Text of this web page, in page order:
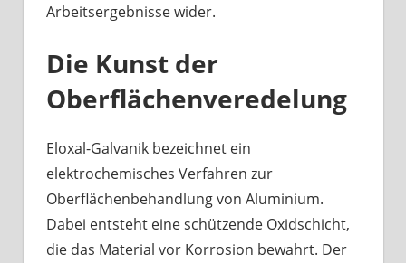
Arbeitsergebnisse wider.
Die Kunst der
Oberflächenveredelung
Eloxal-Galvanik bezeichnet ein
elektrochemisches Verfahren zur
Oberflächenbehandlung von Aluminium.
Dabei entsteht eine schützende Oxidschicht,
die das Material vor Korrosion bewahrt. Der